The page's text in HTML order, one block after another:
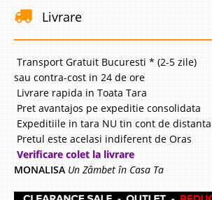
Livrare
Transport Gratuit Bucuresti * (2-5 zile)
sau contra-cost in 24 de ore
Livrare rapida in Toata Tara
Pret avantajos pe expeditie consolidata
Expeditiile in tara NU tin cont de distanta
Pretul este acelasi indiferent de Oras
Verificare colet la livrare
MONALISA Un Zâmbet în Casa Ta